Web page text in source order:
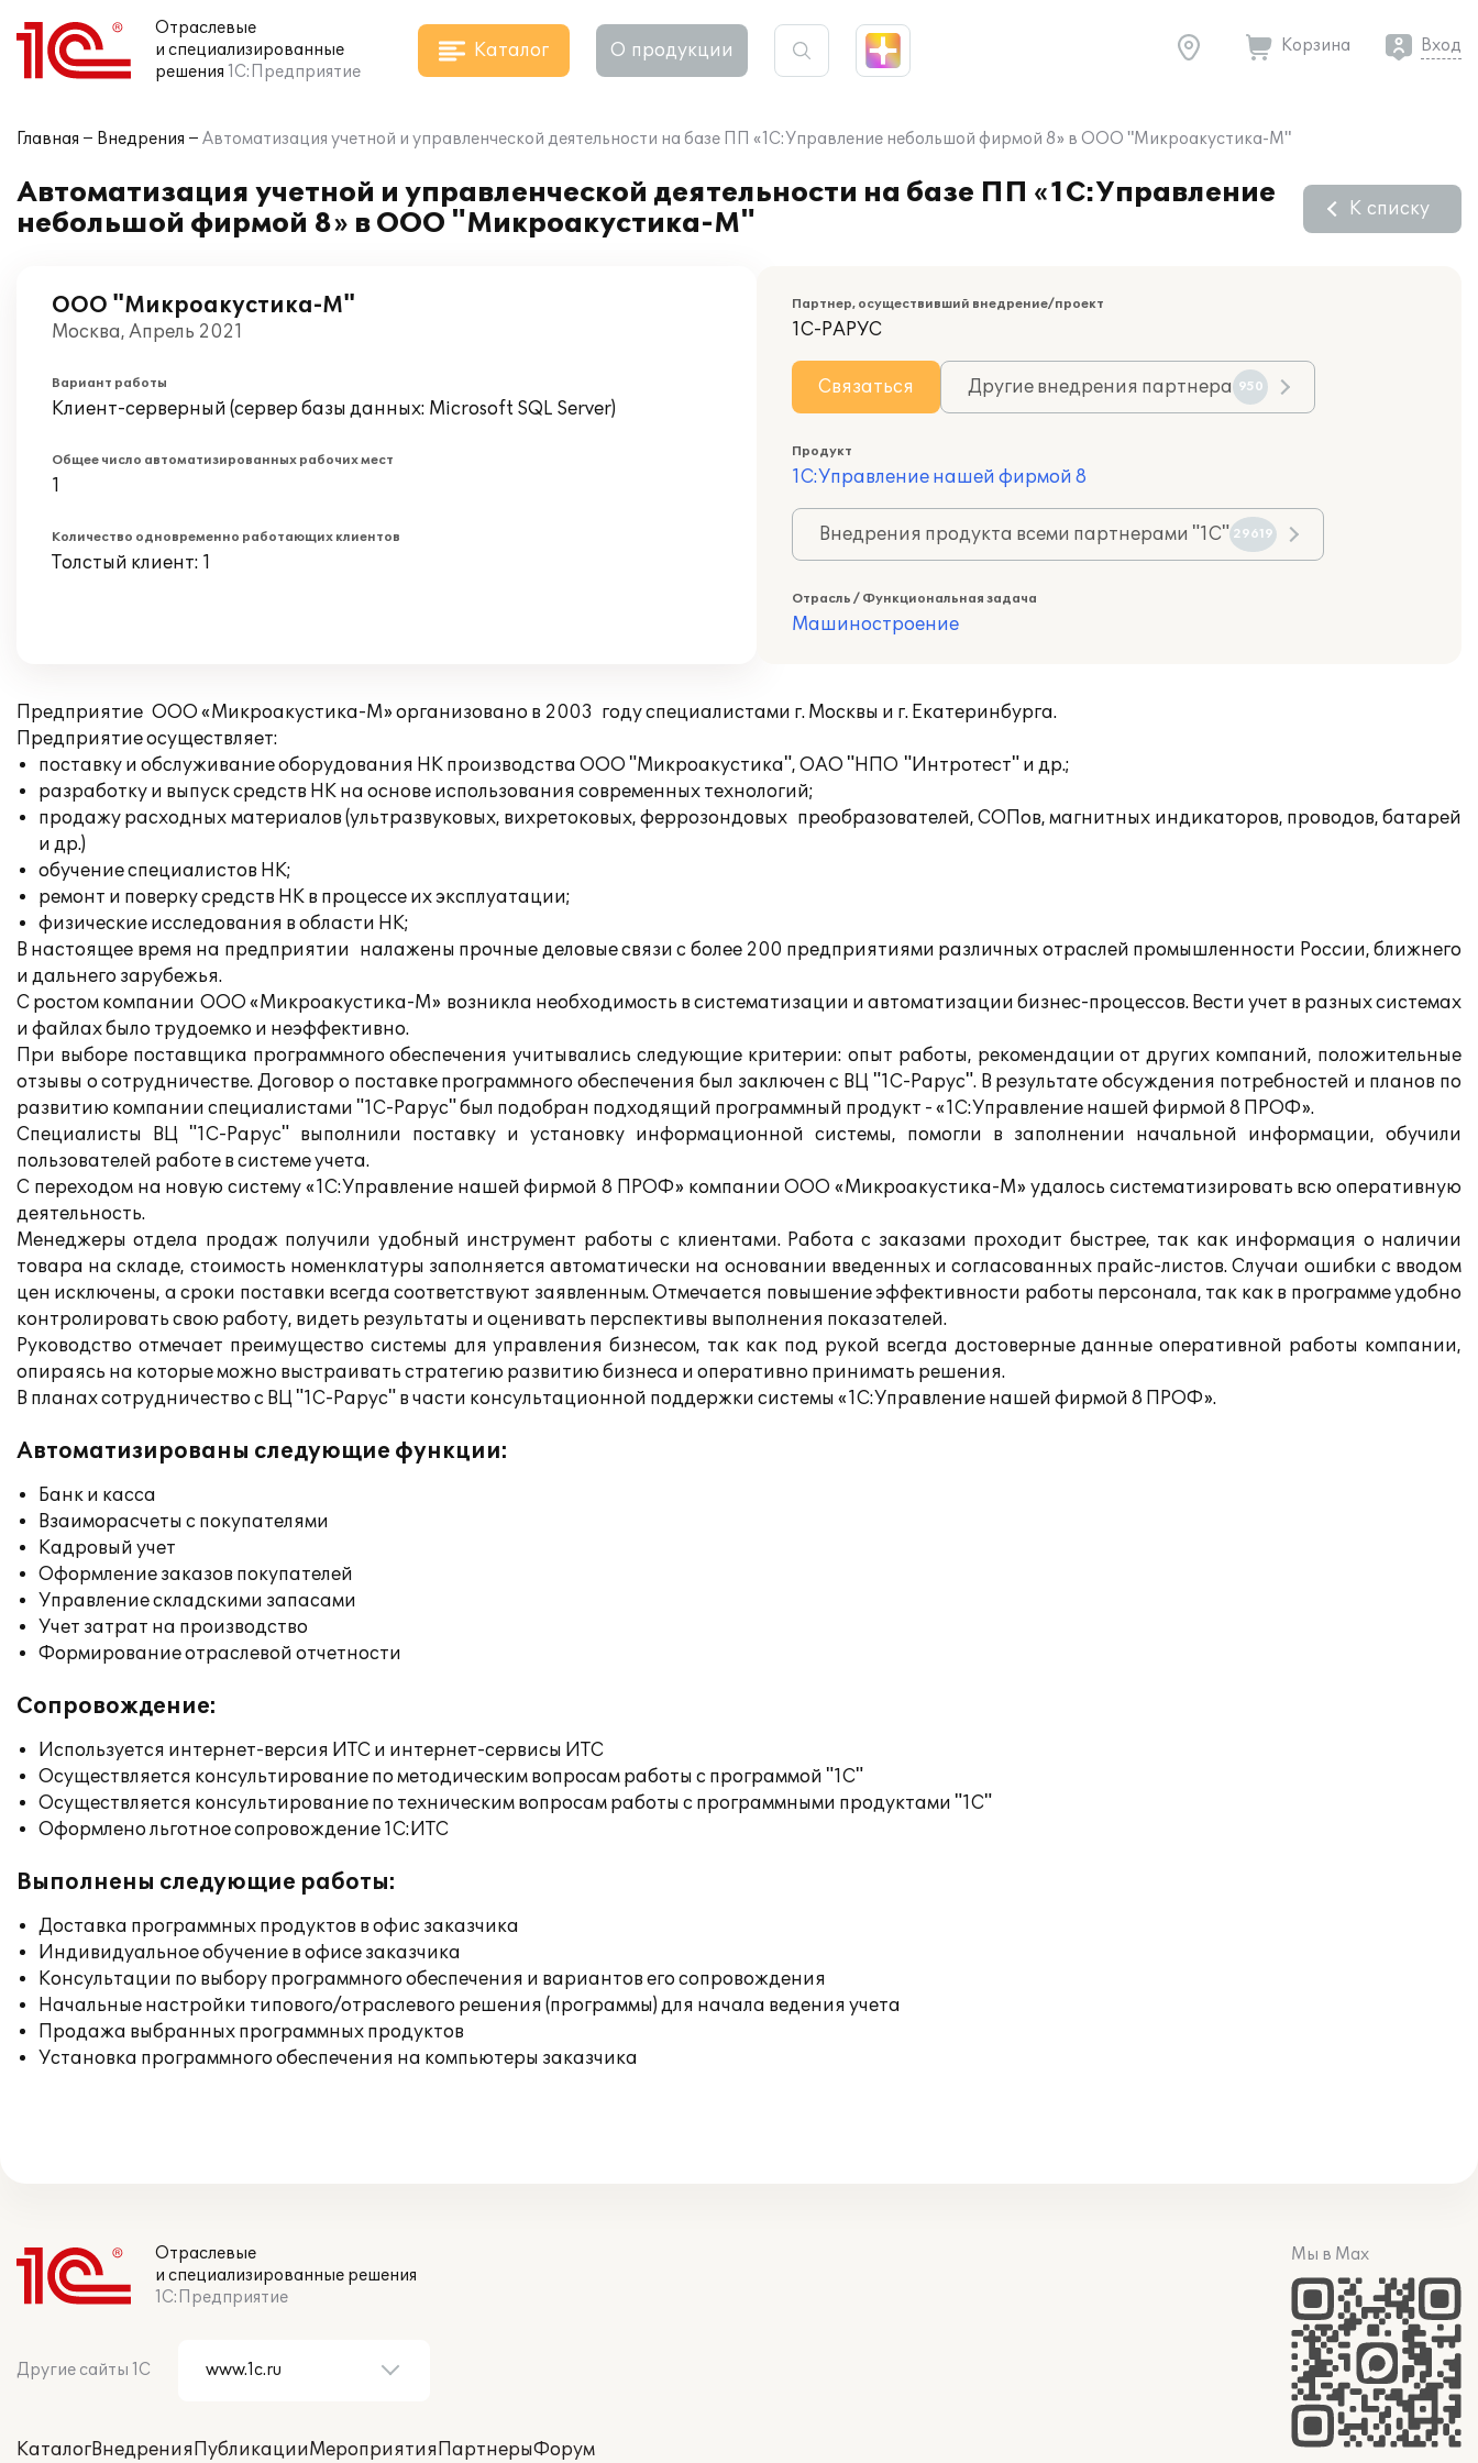
Отраслевые
и специализированные
решения 1С:Предприятие
Каталог О продукции Корзина Вход
Главная Внедрения Автоматизация учетной и управленческой деятельности на базе ПП «1С:Управление небольшой фирмой 8» в ООО "Микроакустика-М"
Автоматизация учетной и управленческой деятельности на базе ПП «1С:Управление
небольшой фирмой 8» в ООО "Микроакустика-М"
К списку
ООО "Микроакустика-М"
Москва, Апрель 2021
Вариант работы
Клиент-серверный (сервер базы данных: Microsoft SQL Server)
Общее число автоматизированных рабочих мест
1
Количество одновременно работающих клиентов
Толстый клиент: 1
Партнер, осуществивший внедрение/проект
1С-РАРУС
Связаться Другие внедрения партнера 950
Продукт
1С:Управление нашей фирмой 8
Внедрения продукта всеми партнерами "1С" 29619
Отрасль / Функциональная задача
Машиностроение
Предприятие ООО «Микроакустика-М» организовано в 2003 году специалистами г. Москвы и г. Екатеринбурга.
Предприятие осуществляет:
поставку и обслуживание оборудования НК производства ООО "Микроакустика", ОАО "НПО "Интротест" и др.;
разработку и выпуск средств НК на основе использования современных технологий;
продажу расходных материалов (ультразвуковых, вихретоковых, феррозондовых преобразователей, СОПов, магнитных индикаторов, проводов, батарей
и др.)
обучение специалистов НК;
ремонт и поверку средств НК в процессе их эксплуатации;
физические исследования в области НК;
В настоящее время на предприятии налажены прочные деловые связи с более 200 предприятиями различных отраслей промышленности России, ближнего
и дальнего зарубежья.
С ростом компании ООО «Микроакустика-М» возникла необходимость в систематизации и автоматизации бизнес-процессов. Вести учет в разных системах
и файлах было трудоемко и неэффективно.
При выборе поставщика программного обеспечения учитывались следующие критерии: опыт работы, рекомендации от других компаний, положительные
отзывы о сотрудничестве. Договор о поставке программного обеспечения был заключен с ВЦ "1С-Рарус". В результате обсуждения потребностей и планов по
развитию компании специалистами "1С-Рарус" был подобран подходящий программный продукт - «1С:Управление нашей фирмой 8 ПРОФ».
Специалисты ВЦ "1С-Рарус" выполнили поставку и установку информационной системы, помогли в заполнении начальной информации, обучили
пользователей работе в системе учета.
С переходом на новую систему «1С:Управление нашей фирмой 8 ПРОФ» компании ООО «Микроакустика-М» удалось систематизировать всю оперативную
деятельность.
Менеджеры отдела продаж получили удобный инструмент работы с клиентами. Работа с заказами проходит быстрее, так как информация о наличии
товара на складе, стоимость номенклатуры заполняется автоматически на основании введенных и согласованных прайс-листов. Случаи ошибки с вводом
цен исключены, а сроки поставки всегда соответствуют заявленным. Отмечается повышение эффективности работы персонала, так как в программе удобно
контролировать свою работу, видеть результаты и оценивать перспективы выполнения показателей.
Руководство отмечает преимущество системы для управления бизнесом, так как под рукой всегда достоверные данные оперативной работы компании,
опираясь на которые можно выстраивать стратегию развитию бизнеса и оперативно принимать решения.
В планах сотрудничество с ВЦ "1С-Рарус" в части консультационной поддержки системы «1С:Управление нашей фирмой 8 ПРОФ».
Автоматизированы следующие функции:
Банк и касса
Взаиморасчеты с покупателями
Кадровый учет
Оформление заказов покупателей
Управление складскими запасами
Учет затрат на производство
Формирование отраслевой отчетности
Сопровождение:
Используется интернет-версия ИТС и интернет-сервисы ИТС
Осуществляется консультирование по методическим вопросам работы с программой "1С"
Осуществляется консультирование по техническим вопросам работы с программными продуктами "1С"
Оформлено льготное сопровождение 1С:ИТС
Выполнены следующие работы:
Доставка программных продуктов в офис заказчика
Индивидуальное обучение в офисе заказчика
Консультации по выбору программного обеспечения и вариантов его сопровождения
Начальные настройки типового/отраслевого решения (программы) для начала ведения учета
Продажа выбранных программных продуктов
Установка программного обеспечения на компьютеры заказчика
Отраслевые
и специализированные решения
1С:Предприятие
Другие сайты 1С
КаталогВнедренияПубликацииМероприятияПартнерыФорум
Мы в Max